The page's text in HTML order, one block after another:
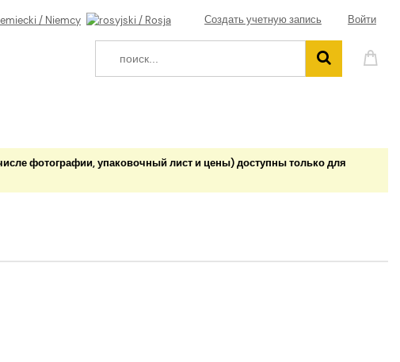
Создать учетную запись Войти
фотографии, упаковочный лист и цены) доступны только для